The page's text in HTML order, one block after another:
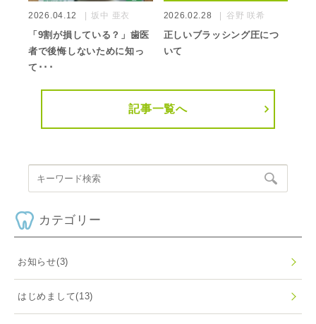
2026.04.12 坂中 亜衣
「9割が損している？」歯医
者で後悔しないために知っ
て･･･
2026.02.28 谷野 咲希
正しいブラッシング圧につ
いて
記事一覧へ
カテゴリー
お知らせ(3)
はじめまして(13)